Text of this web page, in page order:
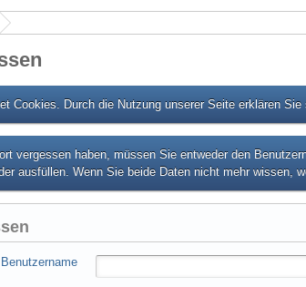
Cookies. Durch die Nutzung unserer Seite erklären
vergessen haben, müssen Sie entweder den
ausfüllen. Wenn Sie beide Daten nicht mehr wissen,
Benutzername